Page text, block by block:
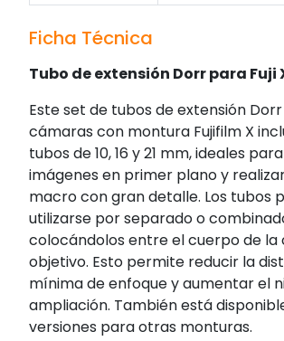
Ficha Técnica
Tubo de extensión Dorr para Fuji
Este set de tubos de extensión
cámaras con montura Fujifilm X
tubos de 10, 16 y 21 mm, ideales
imágenes en primer plano y
macro con gran detalle. Los tubos
utilizarse por separado o
colocándolos entre el cuerpo de la
objetivo. Esto permite reducir la
mínima de enfoque y aumentar el
ampliación. También está
versiones para otras monturas.